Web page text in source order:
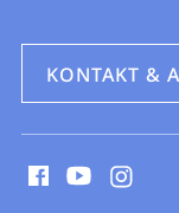
KONTAKT &
Media